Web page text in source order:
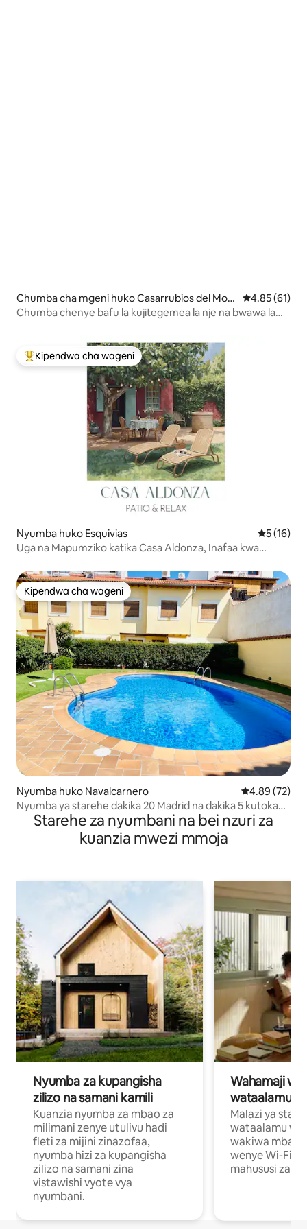
Chumba cha mgeni huko Casarrubios del Mon
te
Ukadiriaji wa
4.85 (61)
Chumba chenye bafu la kujitegemea la nje na bwawa la
Kipendwa maarufu cha wageni
Kipendwa cha wageni
Nyumba huko Esquivias Ukadiriaji
5 (16)
Uga na Mapumziko katika Casa Aldonza, Inafaa kwa
Kipendwa cha wageni
Kipendwa cha wageni
Nyumba huko Navalcarnero Ukadiriaji wa
4.89 (72)
Nyumba ya starehe dakika 20 Madrid na dakika 5 kutoka
Mostoles
Starehe za nyumbani na bei nzuri za
kuanzia mwezi mmoja
Nyumba za kupangisha
zilizo na samani kamili
Kuanzia nyumba za mbao za
milimani zenye utulivu hadi
fleti za mijini zinazofaa,
nyumba hizi za kupangisha
zilizo na samani zina
vistawishi vyote vya
nyumbani.
Wahamaji
wataalamu
Malazi ya
wataalamu
wakiwa mbali
wenye Wi-Fi
mahususi za